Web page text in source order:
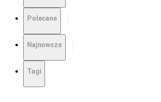
Polecane
Najnowsze
Tagi